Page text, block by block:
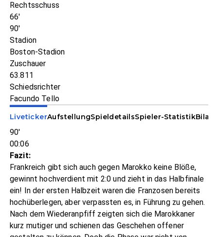
Rechtsschuss
66'
90'
Stadion
Boston-Stadion
Zuschauer
63.811
Schiedsrichter
Facundo Tello
LivetickerAufstellungSpieldetailsSpieler-Statistik
90'
00:06
Fazit:
Frankreich gibt sich auch gegen Marokko keine Blöße,
gewinnt hochverdient mit 2:0 und zieht in das Halbfinale
ein! In der ersten Halbzeit waren die Franzosen bereits
hochüberlegen, aber verpassten es, in Führung zu gehen.
Nach dem Wiederanpfiff zeigten sich die Marokkaner
kurz mutiger und schienen das Geschehen offener